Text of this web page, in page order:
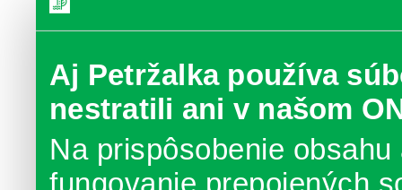
Aj Petržalka používa
nestratili ani v našom
Na prispôsobenie